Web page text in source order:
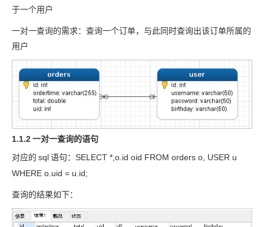
于一个用户
一对一查询的需求：查询一个订单，与此同时查询出该订单所属的
用户
1.1.2一对一查询的语句
对应的 sql语句：SELECT *,o.id oid FROM orders o, USER u
WHERE o.uid = u.id;
查询的结果如下：